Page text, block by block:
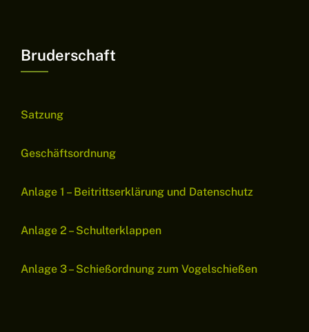
Bruderschaft
Satzung
Geschäftsordnung
Anlage 1 – Beitrittserklärung und Datenschutz
Anlage 2 – Schulterklappen
Anlage 3 – Schießordnung zum Vogelschießen